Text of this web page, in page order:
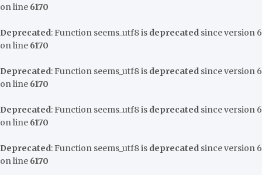
on line 6170
Deprecated: Function seems_utf8 is deprecated since version
on line 6170
Deprecated: Function seems_utf8 is deprecated since version
on line 6170
Deprecated: Function seems_utf8 is deprecated since version
on line 6170
Deprecated: Function seems_utf8 is deprecated since version
on line 6170